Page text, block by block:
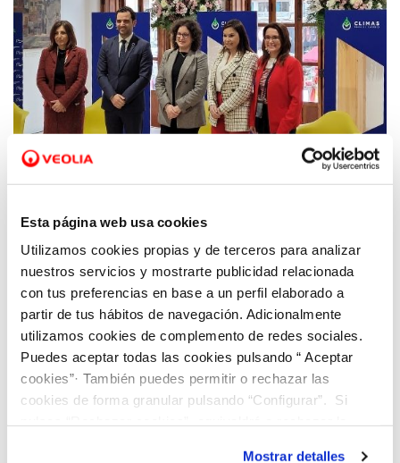
Esta página web usa cookies
Utilizamos cookies propias y de terceros para analizar
nuestros servicios y mostrarte publicidad relacionada
con tus preferencias en base a un perfil elaborado a
partir de tus hábitos de navegación. Adicionalmente
utilizamos cookies de complemento de redes sociales.
Puedes aceptar todas las cookies pulsando “ Aceptar
cookies”· También puedes permitir o rechazar las
cookies de forma granular pulsando “Configurar”. Si
Mostrar detalles
13 ABR 2022
primer encuentro de la iniciativa "Climas
para el Cambio" vinculado a cambio
climático y sector empresarial